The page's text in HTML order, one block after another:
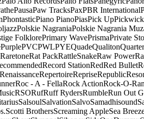
PausaPaw TracksPaxPBR International
PhontasticPiano PianoPiasPick UpPickwick
Polskie NagraniaPolskie Nagrania
FolklorePrimary WavePrismaPrivate
PurplePVCPWLPYEQuadeQualiton
RaretoneRat PackRattleSnakeRaw Power
Record StationRedRed Bullet
RenaissanceRepertoireRepriseRepublic
Roc - A - FellaRock ActionRock-O-
RSORufRuff RydersRumbleRun Out
SalsoulSalvationSalvoSamadhisound
Scotti BrothersScreaming AppleSea